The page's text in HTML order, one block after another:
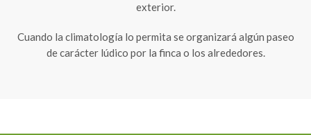
exterior.
Cuando la climatología lo permita se organizará algún paseo
de carácter lúdico por la finca o los alrededores.